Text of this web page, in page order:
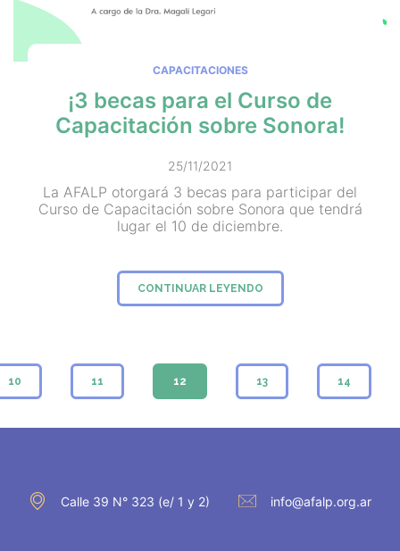
CAPACITACIONES
¡3 becas para el Curso de
Capacitación sobre Sonora!
25/11/2021
La AFALP otorgará 3 becas para participar del
Curso de Capacitación sobre Sonora que tendrá
lugar el 10 de diciembre.
CONTINUAR LEYENDO
10 11 12 13 14
Calle 39 N° 323 (e/ 1 y 2) info@afalp.org.ar